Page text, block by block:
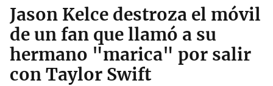
Jason Kelce destroza el móvil
de un fan que llamó a su
hermano "marica" por salir
con Taylor Swift